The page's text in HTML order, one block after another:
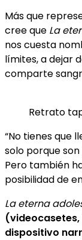
Más que
cree que La
nos cuesta
límites, a dejar
comparte
Retrato
“No tienes que
solo porque son
Pero también
posibilidad de
La eterna
dispositivo